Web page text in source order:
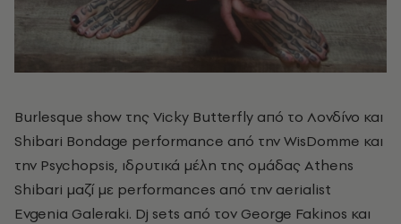
Βurlesque show της Vicky Butterfly από το Λονδίνο και
Shibari Bondage performance από την WisDomme και
την Psychopsis, ιδρυτικά μέλη της ομάδας Athens
Shibari μαζί με performances από την aerialist
Evgenia Galeraki. Dj sets από τον George Fakinos και